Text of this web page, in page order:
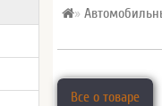
Все о товаре